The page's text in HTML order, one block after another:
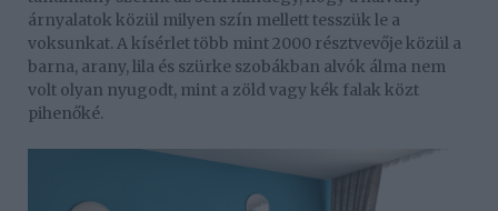
árnyalatok közül milyen szín mellett tesszük le a
voksunkat. A kísérlet több mint 2000 résztvevője közül a
barna, arany, lila és szürke szobákban alvók álma nem
volt olyan nyugodt, mint a zöld vagy kék falak közt
pihenőké.